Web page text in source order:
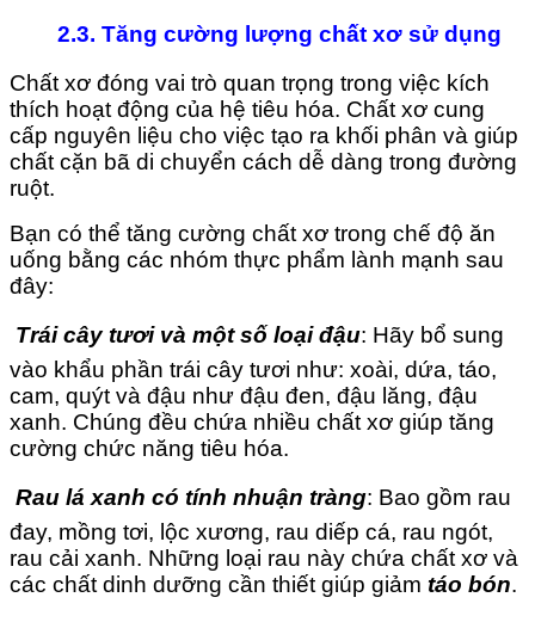
2.3. Tăng cường lượng chất xơ sử dụng
Chất xơ đóng vai trò quan trọng trong việc kích
thích hoạt động của hệ tiêu hóa. Chất xơ cung
cấp nguyên liệu cho việc tạo ra khối phân và giúp
chất cặn bã di chuyển cách dễ dàng trong đường
ruột.
Bạn có thể tăng cường chất xơ trong chế độ ăn
uống bằng các nhóm thực phẩm lành mạnh sau
đây:
Trái cây tươi và một số loại đậu: Hãy bổ sung
vào khẩu phần trái cây tươi như: xoài, dứa, táo,
cam, quýt và đậu như đậu đen, đậu lăng, đậu
xanh. Chúng đều chứa nhiều chất xơ giúp tăng
cường chức năng tiêu hóa.
Rau lá xanh có tính nhuận tràng: Bao gồm rau
đay, mồng tơi, lộc xương, rau diếp cá, rau ngót,
rau cải xanh. Những loại rau này chứa chất xơ và
các chất dinh dưỡng cần thiết giúp giảm táo bón.